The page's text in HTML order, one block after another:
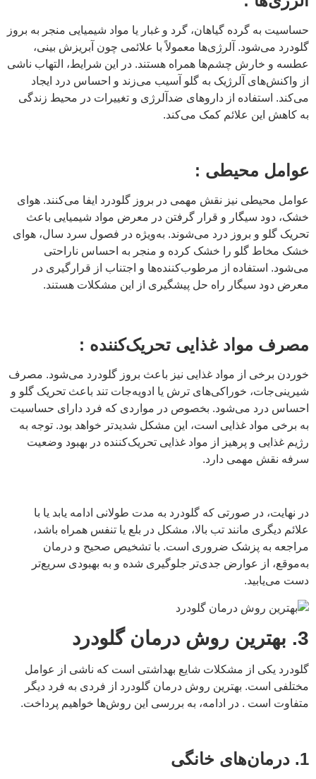
حساسیت به گرده گیاهان، گرد و غبار یا مواد شیمیایی منجر به بروز
گلودرد می‌شود. آلرژی‌ها معمولاً با علائمی چون آبریزش بینی،
عطسه و خارش چشم‌ها همراه هستند. در این شرایط، التهاب ناشی
از واکنش‌های آلرژیک به گلو آسیب می‌زند و احساس درد ایجاد
می‌کند. استفاده از داروهای ضدآلرژی و تغییرات در محیط زندگی
به کاهش این علائم کمک می‌کند.
عوامل محیطی :
عوامل محیطی نیز نقش مهمی در بروز گلودرد ایفا می‌کنند. هوای
خشک، دود سیگار و قرار گرفتن در معرض مواد شیمیایی باعث
تحریک گلو و بروز درد می‌شوند. به‌ویژه در فصول سرد سال، هوای
خشک مخاط گلو را خشک کرده و منجر به احساس ناراحتی
می‌شود. استفاده از مرطوب‌کننده‌ها و اجتناب از قرارگیری در
معرض دود سیگار راه حل پیشگیری از این مشکلات هستند.
مصرف مواد غذایی تحریک‌کننده :
خوردن برخی از مواد غذایی نیز باعث بروز گلودرد می‌شود. مصرف
شیرینی‌جات، خوراکی‌های ترش یا ادویه‌جات تند باعث تحریک گلو و
احساس درد می‌شود. بخصوص در مواردی که فرد دارای حساسیت
به برخی مواد غذایی است، این مشکل شدیدتر خواهد بود. توجه به
رژیم غذایی و پرهیز از مواد غذایی تحریک‌کننده در بهبود وضعیت
سرفه نقش مهمی دارد.
در نهایت، در صورتی که گلودرد به مدت طولانی ادامه یابد یا با
علائم دیگری مانند تب بالا، مشکل در بلع یا تنفس همراه باشد،
مراجعه به پزشک ضروری است. با تشخیص صحیح و درمان
به‌موقع، از عوارض جدی‌تر جلوگیری شده و به بهبودی سریع‌تر
دست می‌یابید.
3. بهترین روش درمان گلودرد
گلودرد یکی از مشکلات شایع بهداشتی است که ناشی از عوامل
مختلفی است. بهترین روش درمان گلودرد از فردی به فرد دیگر
متفاوت است . در ادامه، به بررسی این روش‌ها خواهیم پرداخت.
1. درمان‌های خانگی